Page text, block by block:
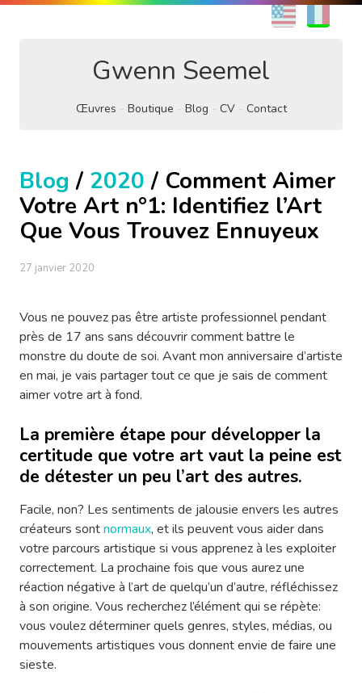
EN
Gwenn Seemel
Œuvres Boutique Blog CV Contact
Blog / 2020 / Comment Aimer
Votre Art n°1: Identifiez l’Art
Que Vous Trouvez Ennuyeux
27 janvier 2020
Vous ne pouvez pas être artiste professionnel pendant
près de 17 ans sans découvrir comment battre le
monstre du doute de soi. Avant mon anniversaire d’artiste
en mai, je vais partager tout ce que je sais de comment
aimer votre art à fond.
La première étape pour développer la
certitude que votre art vaut la peine est
de détester un peu l’art des autres.
Facile, non? Les sentiments de jalousie envers les autres
créateurs sontnormaux, et ils peuvent vous aider dans
votre parcours artistique si vous apprenez à les exploiter
correctement. La prochaine fois que vous aurez une
réaction négative à l’art de quelqu’un d’autre, réfléchissez
à son origine. Vous recherchez l’élément qui se répète:
vous voulez déterminer quels genres, styles, médias, ou
mouvements artistiques vous donnent envie de faire une
sieste.